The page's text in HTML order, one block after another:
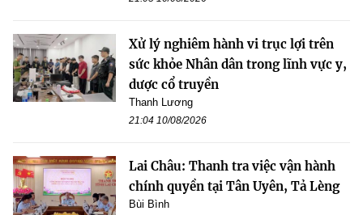
Xử lý nghiêm hành vi trục lợi trên
sức khỏe Nhân dân trong lĩnh vực y,
dược cổ truyền
Thanh Lương
21:04 10/08/2026
Lai Châu: Thanh tra việc vận hành
chính quyền tại Tân Uyên, Tả Lèng
Bùi Bình